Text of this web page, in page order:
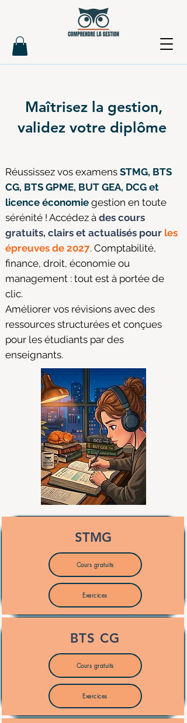
Maîtrisez la gestion,
validez votre diplôme
Réussissez vos examens STMG, BTS
CG, BTS GPME, BUT GEA, DCG et
licence économie gestion en toute
sérénité ! Accédez à des cours
gratuits, clairs et actualisés pour les
épreuves de 2027. Comptabilité,
finance, droit, économie ou
management : tout est à portée de
clic.
Améliorer vos révisions avec des
ressources structurées et conçues
pour les étudiants par des
enseignants.
STMG
Cours gratuits
Exercices
BTS CG
Cours gratuits
Exercices